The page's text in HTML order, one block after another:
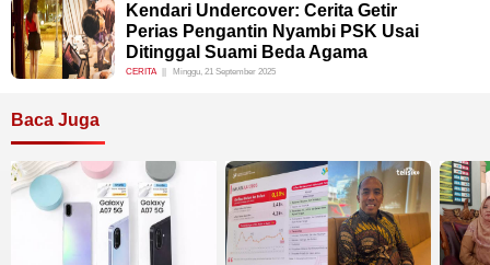
Kendari Undercover: Cerita Getir
Perias Pengantin Nyambi PSK Usai
Ditinggal Suami Beda Agama
CERITA Minggu, 21 September 2025
Baca Juga